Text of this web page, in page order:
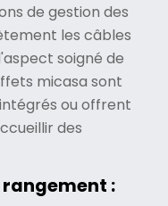
de gestion des
les câbles
soigné de
micasa sont
ou offrent
des
: